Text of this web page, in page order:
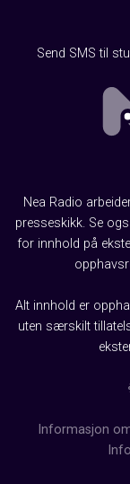
Send SMS til
Nea Radio
presseskikk. Se
for innhold på
Alt innhold er
uten særskilt
Informasjon